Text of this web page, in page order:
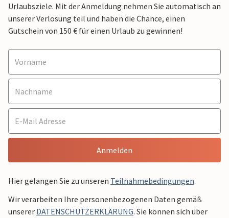
Urlaubsziele. Mit der Anmeldung nehmen Sie automatisch an
unserer Verlosung teil und haben die Chance, einen
Gutschein von 150 € für einen Urlaub zu gewinnen!
Anmelden
Hier gelangen Sie zu unseren Teilnahmebedingungen.
Wir verarbeiten Ihre personenbezogenen Daten gemäß
unserer DATENSCHUTZERKLÄRUNG. Sie können sich über